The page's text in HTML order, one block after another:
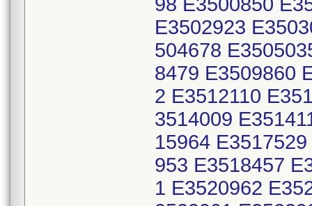
E3502923
504678
8479 E3509860
2 E3512110
3514009
15964
953 E3518457
1 E3520962